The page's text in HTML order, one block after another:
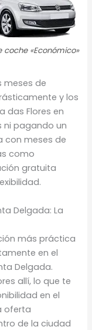
coche «Económico»
meses de
y los
das Flores en
ni pagando un
con meses de
como
gratuita
Delgada: La
más práctica
en el
Delgada.
allí, lo que te
en el
oferta
de la ciudad